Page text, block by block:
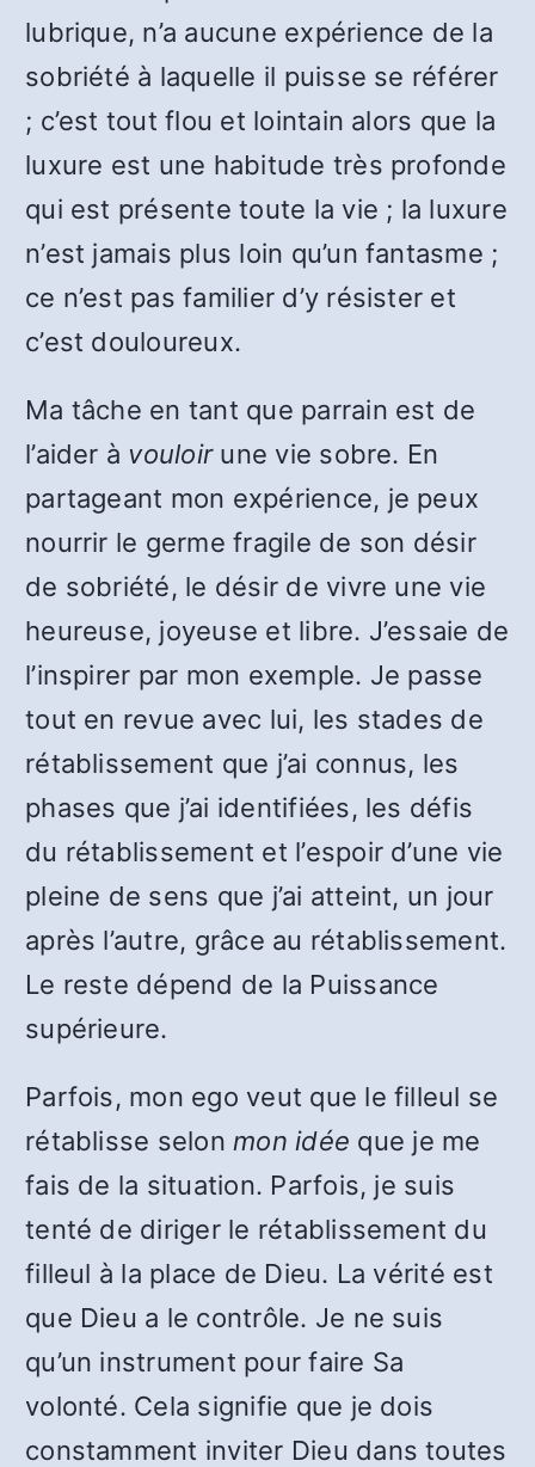
lubrique, n’a aucune expérience de la
sobriété à laquelle il puisse se référer
; c’est tout flou et lointain alors que la
luxure est une habitude très profonde
qui est présente toute la vie ; la luxure
n’est jamais plus loin qu’un fantasme ;
ce n’est pas familier d’y résister et
c’est douloureux.
Ma tâche en tant que parrain est de
l’aider à vouloir une vie sobre. En
partageant mon expérience, je peux
nourrir le germe fragile de son désir
de sobriété, le désir de vivre une vie
heureuse, joyeuse et libre. J’essaie de
l’inspirer par mon exemple. Je passe
tout en revue avec lui, les stades de
rétablissement que j’ai connus, les
phases que j’ai identifiées, les défis
du rétablissement et l’espoir d’une vie
pleine de sens que j’ai atteint, un jour
après l’autre, grâce au rétablissement.
Le reste dépend de la Puissance
supérieure.
Parfois, mon ego veut que le filleul se
rétablisse selon mon idée que je me
fais de la situation. Parfois, je suis
tenté de diriger le rétablissement du
filleul à la place de Dieu. La vérité est
que Dieu a le contrôle. Je ne suis
qu’un instrument pour faire Sa
volonté. Cela signifie que je dois
constamment inviter Dieu dans toutes